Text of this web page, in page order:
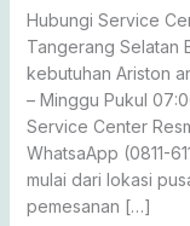
Hubungi Service
Tangerang Selatan
kebutuhan Ariston
– Minggu Pukul
Service Center
WhatsaApp (0811-
mulai dari lokasi
pemesanan […]
Heater
&
Kompor
Gas